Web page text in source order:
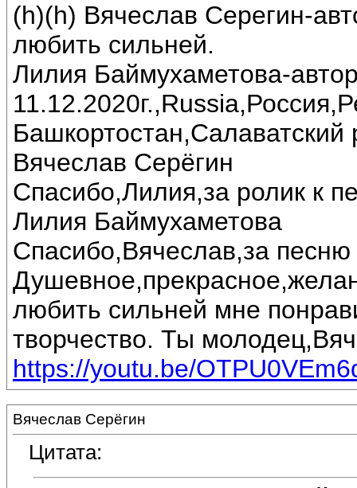
(h)(h) Вячеслав Серегин-
любить сильней.
Лилия Баймухаметова-
Вячеслав Серёгин
Спасибо,Лилия,за ролик к
Лилия Баймухаметова
Спасибо,Вячеслав,за песню
любить сильней мне
творчество. Ты
https://youtu.be/
Вячеслав Серёгин
Цитата: